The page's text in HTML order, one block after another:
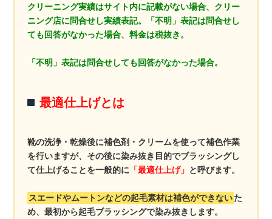
クリーニング実績はサイト内に記載がない場合、クリー
ニング店に問合せし実績表記。「不明」表記は問合せし
ても回答がなかった場合、料金は税抜き。
「不明」表記は問合せしても回答がなかった場合。
最適仕上げとは
靴の洗浄・乾燥後に補色剤・クリームを使って補色作業
を行いますが、その後に染み抜き目的でブラッシングし
て仕上げることを一般的に 「最適仕上げ」 と呼びます。
スエードやムートンなどの起毛素材は補色ができないた
め、最初から起毛ブラッシングで染み抜きします。